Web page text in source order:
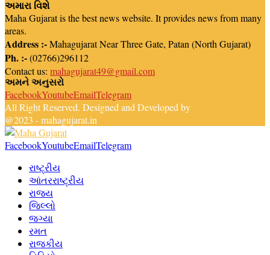
અમારા વિશે
Maha Gujarat is the best news website. It provides news from many
areas.
Address :-Mahagujarat Near Three Gate, Patan (North Gujarat)
Ph. :-(02766)296112
Contact us: mahagujarat49@gmail.com
અમને અનુસરો
FacebookYoutubeEmailTelegram
All Right Reserved. Designed and Developed by
@2023 - mahagujarat.in
FacebookYoutubeEmailTelegram
રાષ્ટ્રીય
આંતરરાષ્ટ્રીય
રાજ્ય
જિલ્લો
જગ્યા
રમત
રાજકીય